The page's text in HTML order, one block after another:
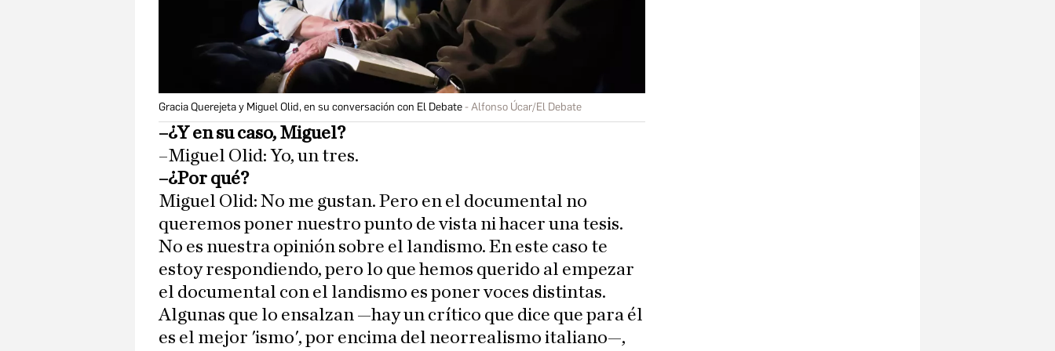
Gracia Querejeta y Miguel Olid, en su conversación con El Debate Alfonso Úcar/El Debate
–¿Y en su caso, Miguel?
–Miguel Olid: Yo, un tres.
–¿Por qué?
Miguel Olid: No me gustan. Pero en el documental no
queremos poner nuestro punto de vista ni hacer una tesis.
No es nuestra opinión sobre el landismo. En este caso te
estoy respondiendo, pero lo que hemos querido al empezar
el documental con el landismo es poner voces distintas.
Algunas que lo ensalzan —hay un crítico que dice que para él
es el mejor 'ismo', por encima del neorrealismo italiano—,